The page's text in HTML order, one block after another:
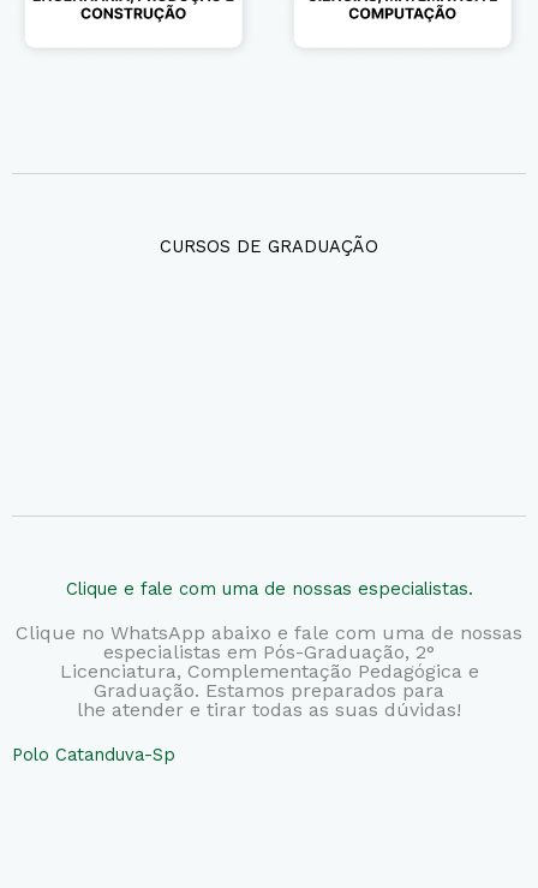
CURSOS DE GRADUAÇÃO
Clique e fale com uma de nossas especialistas.
Clique no WhatsApp abaixo e fale com uma de nossas
especialistas em Pós-Graduação, 2°
Licenciatura, Complementação Pedagógica e
Graduação. Estamos preparados para
lhe atender e tirar todas as suas dúvidas!
Polo Catanduva-Sp